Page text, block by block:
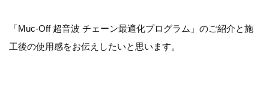
「Muc-Off 超音波 チェーン最適化プログラム」のご紹介と施
工後の使用感をお伝えしたいと思います。